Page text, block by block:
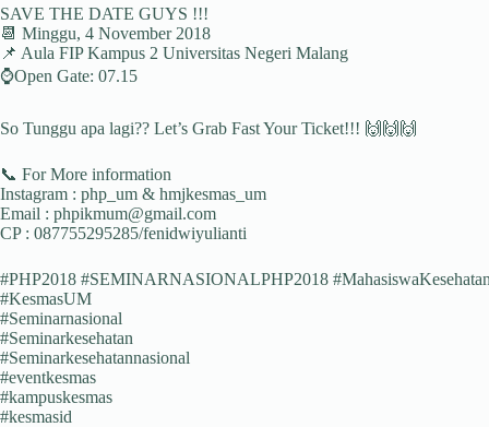
SAVE THE DATE GUYS !!!
📆 Minggu, 4 November 2018
📌 Aula FIP Kampus 2 Universitas Negeri Malang
⌚Open Gate: 07.15
So Tunggu apa lagi?? Let’s Grab Fast Your Ticket!!! 🙌🙌🙌
📞 For More information
Instagram : php_um & hmjkesmas_um
Email : phpikmum@gmail.com
CP : 087755295285/fenidwiyulianti
#PHP2018 #SEMINARNASIONALPHP2018
#KesmasUM
#Seminarnasional
#Seminarkesehatan
#Seminarkesehatannasional
#eventkesmas
#kampuskesmas
#kesmasid